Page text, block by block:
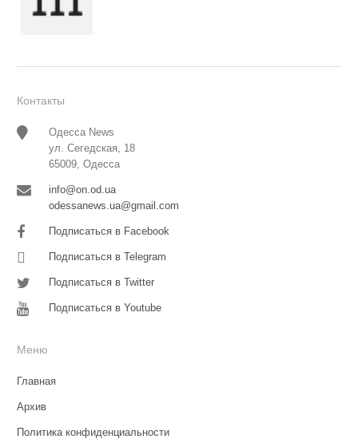
Контакты
Одесса News
ул. Сегедская, 18
65009, Одесса
info@on.od.ua
odessanews.ua@gmail.com
Подписаться в Facebook
Подписаться в Telegram
Подписаться в Twitter
Подписаться в Youtube
Меню
Главная
Архив
Политика конфиденциальности